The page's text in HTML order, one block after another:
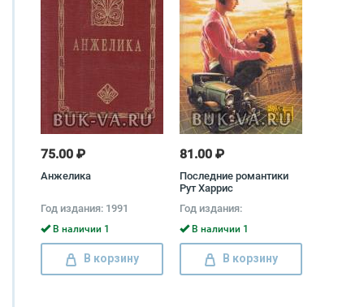
75.00 ₽
Анжелика
Год издания: 1991
В наличии 1
В корзину
81.00 ₽
Последние романтики
Рут Харрис
Год издания:
В наличии 1
В корзину